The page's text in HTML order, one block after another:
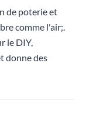
de poterie et
comme l'air;.
le DIY,
donne des